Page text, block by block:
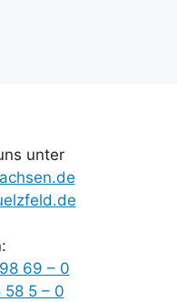
unter
69 – 0
5 – 0